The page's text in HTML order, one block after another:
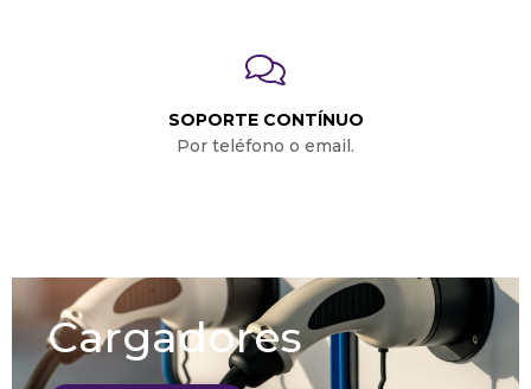
SOPORTE CONTÍNUO
Por teléfono o email.
Cargadores